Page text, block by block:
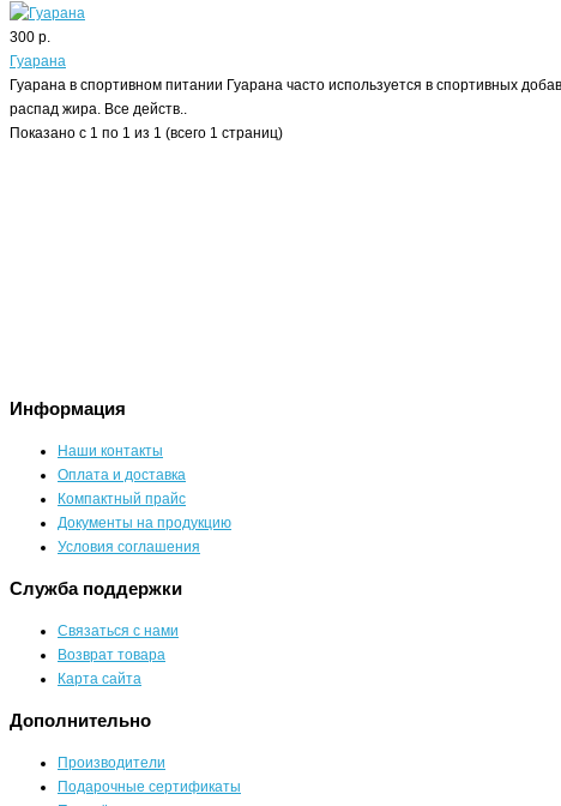
300 р.
Гуарана
Гуарана в спортивном питании Гуарана часто используется в спортивных
распад жира. Все действ..
Показано с 1 по 1 из 1 (всего 1 страниц)
Информация
Наши контакты
Оплата и доставка
Компактный прайс
Документы на продукцию
Условия соглашения
Служба поддержки
Связаться с нами
Возврат товара
Карта сайта
Дополнительно
Производители
Подарочные сертификаты